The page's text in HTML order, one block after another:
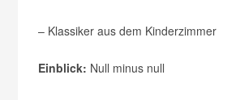
– Klassiker aus dem Kinderzimmer
Einblick: Null minus null